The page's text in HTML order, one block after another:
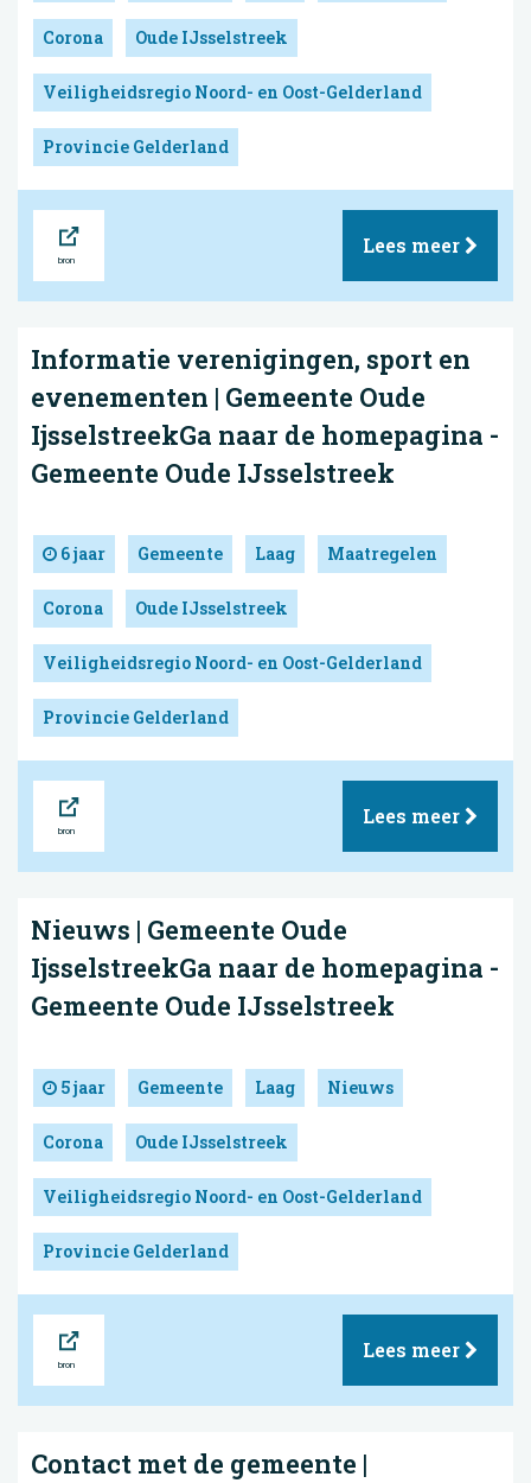
Corona Oude IJsselstreek
Veiligheidsregio Noord- en Oost-Gelderland
Provincie Gelderland
Lees meer
Informatie verenigingen, sport en
evenementen | Gemeente Oude
IjsselstreekGa naar de homepagina -
Gemeente Oude IJsselstreek
6 jaar Gemeente Laag Maatregelen
Corona Oude IJsselstreek
Veiligheidsregio Noord- en Oost-Gelderland
Provincie Gelderland
Lees meer
Nieuws | Gemeente Oude
IjsselstreekGa naar de homepagina -
Gemeente Oude IJsselstreek
5 jaar Gemeente Laag Nieuws
Corona Oude IJsselstreek
Veiligheidsregio Noord- en Oost-Gelderland
Provincie Gelderland
Lees meer
Contact met de gemeente |